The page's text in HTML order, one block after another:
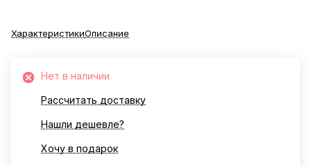
ХарактеристикиОписание
Нет в наличии
Рассчитать доставку
Нашли дешевле?
Хочу в подарок